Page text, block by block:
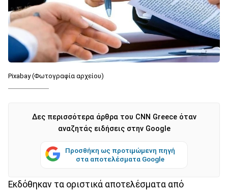
Pixabay (Φωτογραφία αρχείου)
Δες περισσότερα άρθρα του CNN Greece όταν
αναζητάς ειδήσεις στην Google
Προσθήκη ως προτιμώμενη πηγή
στα αποτελέσματα Google
Εκδόθηκαν τα οριστικά αποτελέσματα από